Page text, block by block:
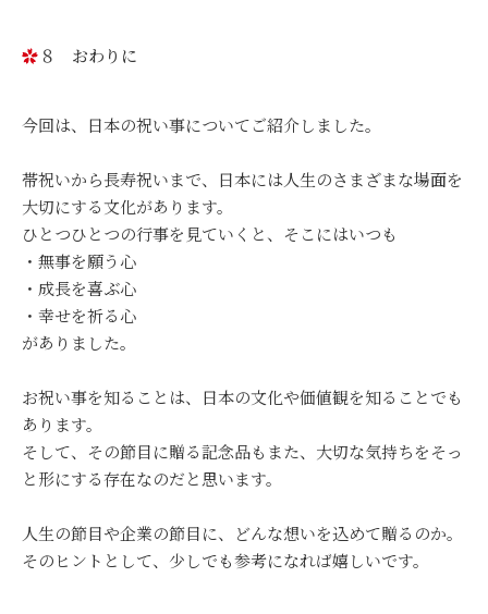
８ おわりに
今回は、日本の祝い事についてご紹介しました。
帯祝いから長寿祝いまで、日本には人生のさまざまな場面を
大切にする文化があります。
ひとつひとつの行事を見ていくと、そこにはいつも
・無事を願う心
・成長を喜ぶ心
・幸せを祈る心
がありました。
お祝い事を知ることは、日本の文化や価値観を知ることでも
あります。
そして、その節目に贈る記念品もまた、大切な気持ちをそっ
と形にする存在なのだと思います。
人生の節目や企業の節目に、どんな想いを込めて贈るのか。
そのヒントとして、少しでも参考になれば嬉しいです。